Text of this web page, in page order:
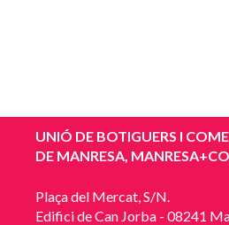
UNIÓ DE BOTIGUERS I
DE MANRESA,
Plaça del Mercat, S/N.
Edifici de Can Jorba - 08241